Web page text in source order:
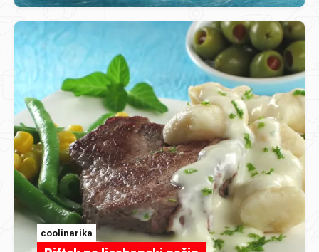
coolinarika